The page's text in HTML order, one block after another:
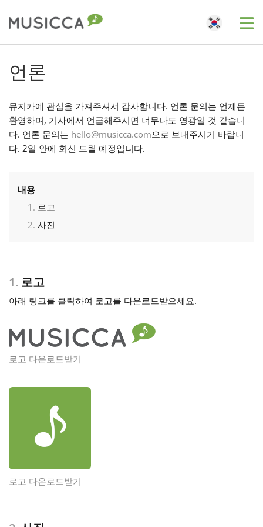
Dansk
English
Français
हिन्दी
日本語
언론
뮤지카에 관심을 가져주셔서 감사합니다. 언론 문의는 언제든
환영하며, 기사에서 언급해주시면 너무나도 영광일 것 같습니
다. 언론 문의는 hello@musicca.com으로 보내주시기 바랍니
다. 2일 안에 회신 드릴 예정입니다.
내용
로고
사진
1. 로고
아래 링크를 클릭하여 로고를 다운로드받으세요.
로고 다운로드받기
로고 다운로드받기